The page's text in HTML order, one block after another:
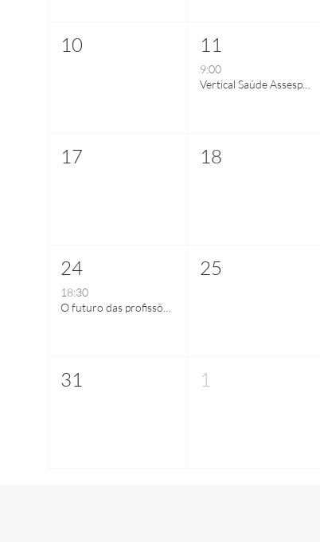
10 11
9:00
Vertical Saúde Assespro-RS
17 18
24
18:30
25
31 1